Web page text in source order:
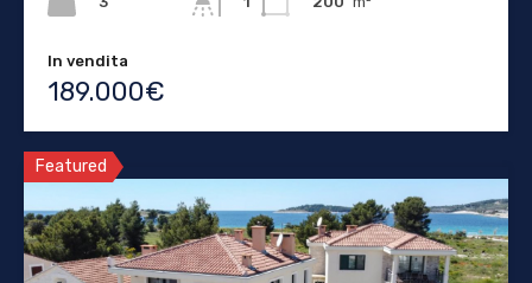
In vendita
189.000€
Featured